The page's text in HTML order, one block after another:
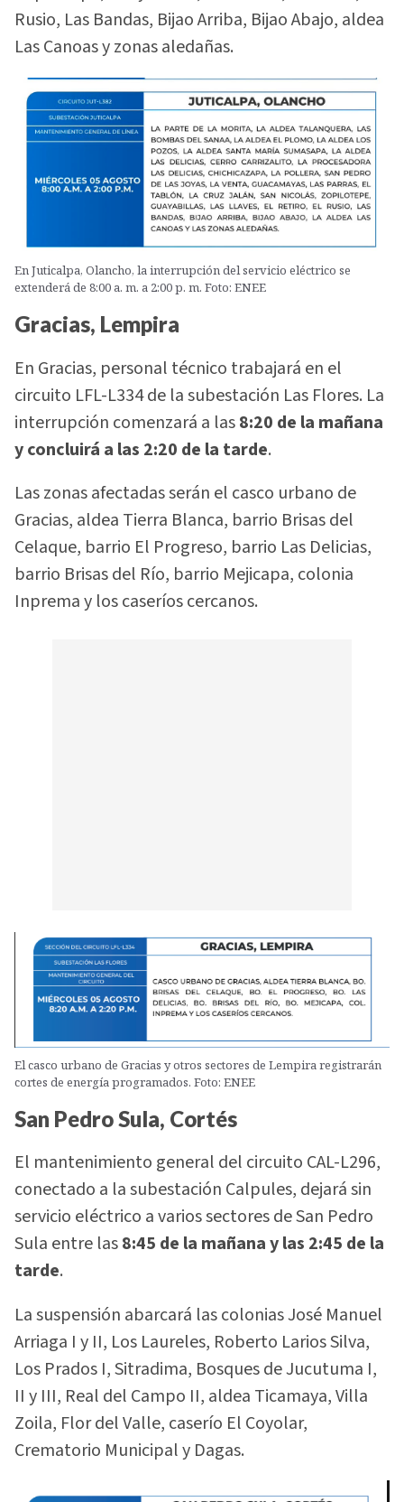
Rusio, Las Bandas, Bijao Arriba, Bijao Abajo, aldea
Las Canoas y zonas aledañas.
En Juticalpa, Olancho, la interrupción del servicio eléctrico se
extenderá de 8:00 a. m. a 2:00 p. m. Foto: ENEE
Gracias, Lempira
En Gracias, personal técnico trabajará en el
circuito LFL-L334 de la subestación Las Flores. La
interrupción comenzará a las8:20 de la mañana
y concluirá a las 2:20 de la tarde.
Las zonas afectadas serán el casco urbano de
Gracias, aldea Tierra Blanca, barrio Brisas del
Celaque, barrio El Progreso, barrio Las Delicias,
barrio Brisas del Río, barrio Mejicapa, colonia
Inprema y los caseríos cercanos.
El casco urbano de Gracias y otros sectores de Lempira registrarán
cortes de energía programados. Foto: ENEE
San Pedro Sula, Cortés
El mantenimiento general del circuito CAL-L296,
conectado a la subestación Calpules, dejará sin
servicio eléctrico a varios sectores de San Pedro
Sula entre las8:45 de la mañana y las 2:45 de la
tarde.
La suspensión abarcará las colonias José Manuel
Arriaga I y II, Los Laureles, Roberto Larios Silva,
Los Prados I, Sitradima, Bosques de Jucutuma I,
II y III, Real del Campo II, aldea Ticamaya, Villa
Zoila, Flor del Valle, caserío El Coyolar,
Crematorio Municipal y Dagas.